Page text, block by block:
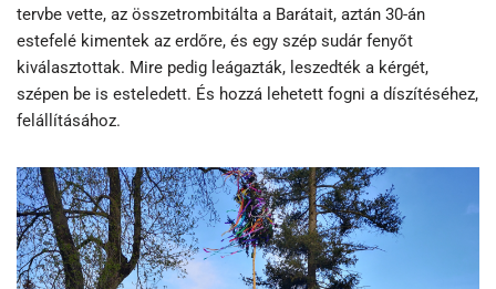
tervbe vette, az összetrombitálta a Barátait, aztán 30-án
estefelé kimentek az erdőre, és egy szép sudár fenyőt
kiválasztottak. Mire pedig leágazták, leszedték a kérgét,
szépen be is esteledett. És hozzá lehetett fogni a díszítéséhez,
felállításához.